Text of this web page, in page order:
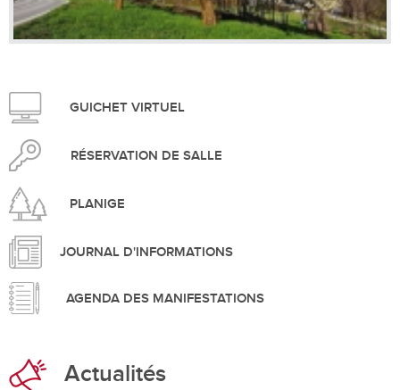
GUICHET VIRTUEL
RÉSERVATION DE SALLE
PLANIGE
JOURNAL D'INFORMATIONS
AGENDA DES MANIFESTATIONS
Actualités